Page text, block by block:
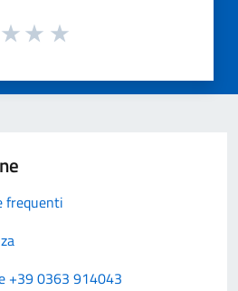
frequenti
+39 0363 914043